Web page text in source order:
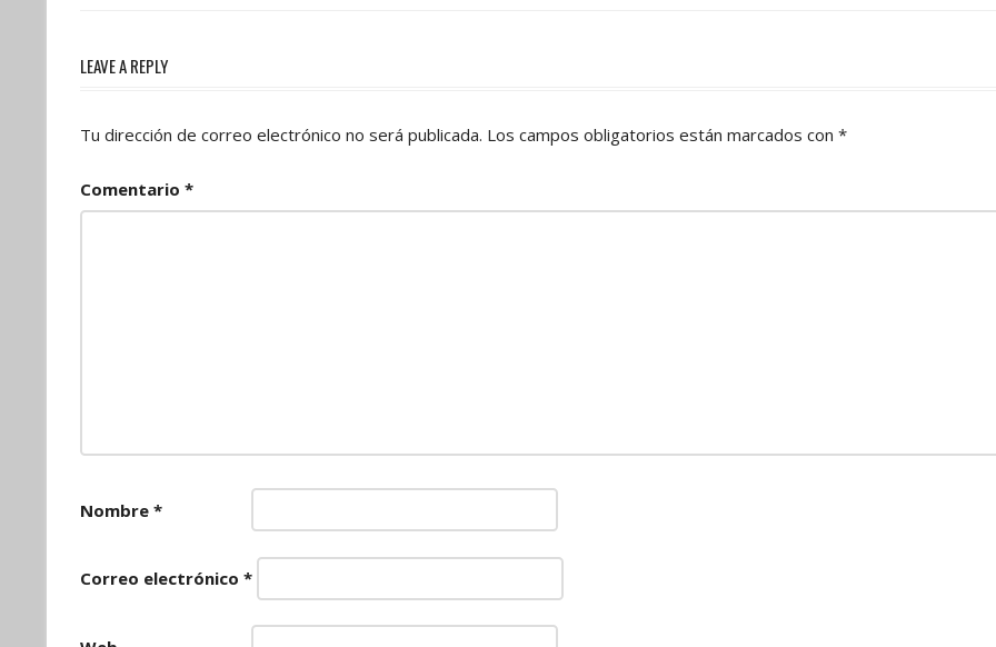
entradas
LEAVE A REPLY
Tu dirección de correo electrónico no será publicada. Los campos obligatorios están marcados con *
Comentario *
Nombre *
Correo electrónico *